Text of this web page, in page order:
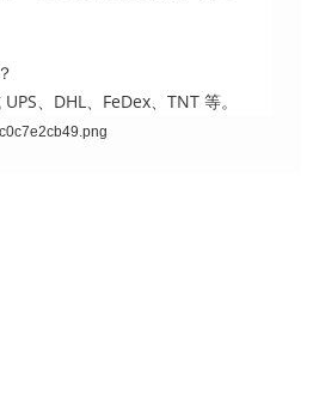
、DHL、FeDex、TNT 等。